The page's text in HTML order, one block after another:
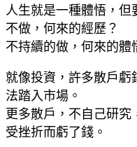
人生就是一種體悟，但
不做，何來的經歷？
不持續的做，何來的體
就像投資，許多散戶虧
法踏入市場。
更多散戶，不自己研究
受挫折而虧了錢。